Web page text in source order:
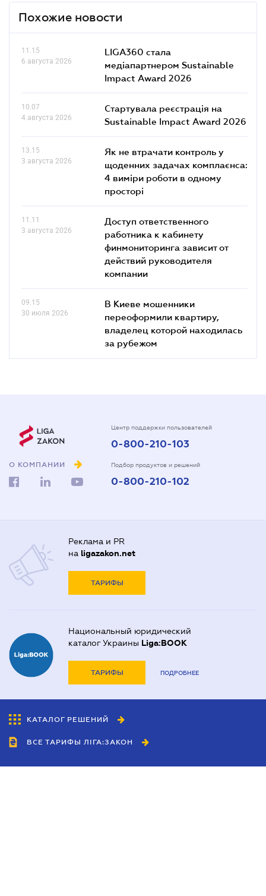
Похожие новости
11.15
6 августа 2026
LIGA360 стала
медіапартнером Sustainable
Impact Award 2026
10.07
4 августа 2026
Стартувала реєстрація на
Sustainable Impact Award 2026
13.15
3 августа 2026
Як не втрачати контроль у
щоденних задачах комплаєнса:
4 виміри роботи в одному
просторі
11.11
3 августа 2026
Доступ ответственного
работника к кабинету
финмониторинга зависит от
действий руководителя
компании
09.15
30 июля 2026
В Киеве мошенники
переоформили квартиру,
владелец которой находилась
за рубежом
О КОМПАНИИ
Центр поддержки пользователей
0-800-210-103
Подбор продуктов и решений
0-800-210-102
Реклама и PR
на ligazakon.net
ТАРИФЫ
Национальный юридический
каталог Украины Liga:BOOK
ТАРИФЫ ПОДРОБНЕЕ
КАТАЛОГ РЕШЕНИЙ
ВСЕ ТАРИФЫ ЛІГА:ЗАКОН